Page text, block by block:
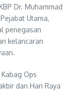
Dr. Muhammad
Utama,
penegasan
kelancaran
Ops
dan Hari Raya